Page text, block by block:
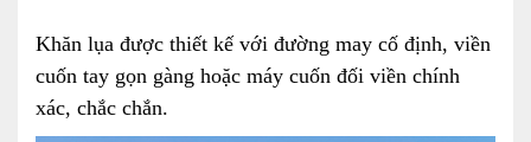
Khăn lụa được thiết kế với đường may cố định, viền
cuốn tay gọn gàng hoặc máy cuốn đối viền chính
xác, chắc chắn.